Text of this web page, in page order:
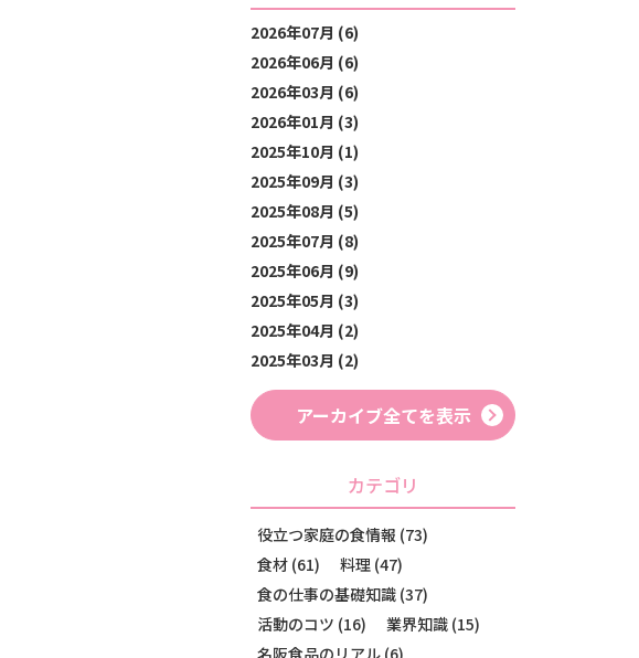
2026年07月 (6)
2026年06月 (6)
2026年03月 (6)
2026年01月 (3)
2025年10月 (1)
2025年09月 (3)
2025年08月 (5)
2025年07月 (8)
2025年06月 (9)
2025年05月 (3)
2025年04月 (2)
2025年03月 (2)
アーカイブ全てを表示
カテゴリ
役立つ家庭の食情報 (73)
食材 (61)
料理 (47)
食の仕事の基礎知識 (37)
活動のコツ (16)
業界知識 (15)
名阪食品のリアル (6)